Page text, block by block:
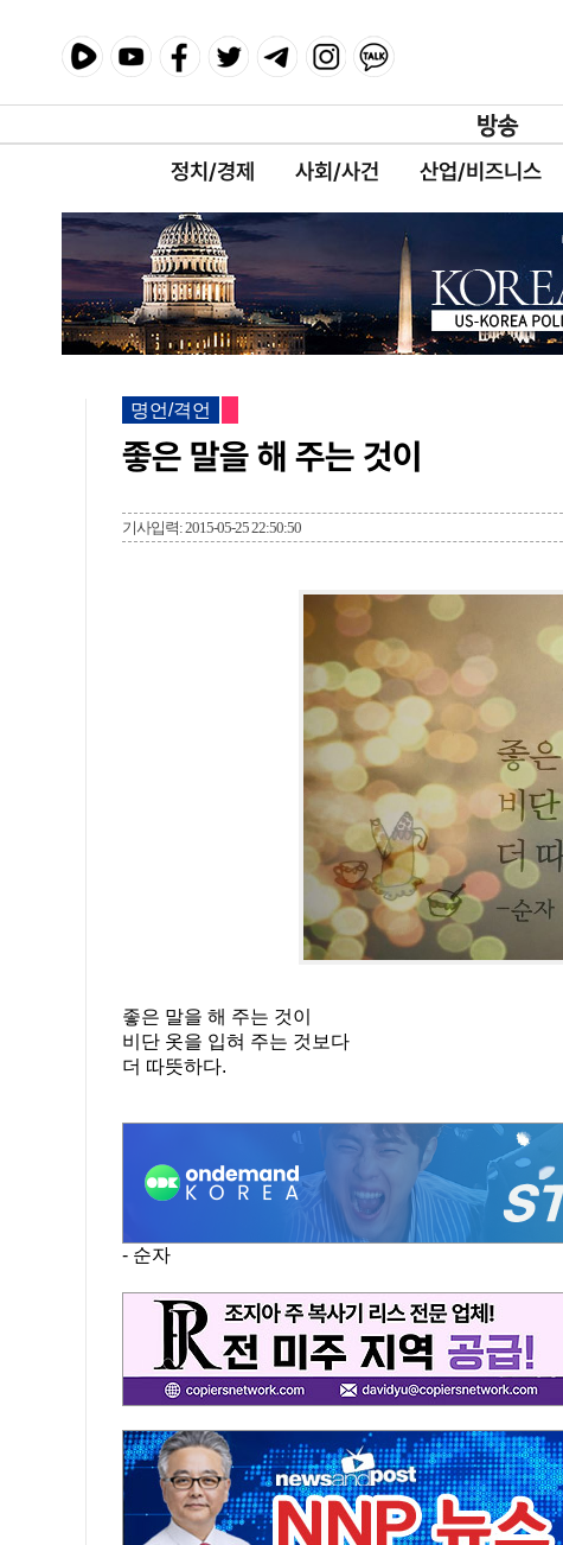
정치/경제 사회/사건 산업/비즈니스
명언/격언
좋은 말을 해 주는 것이
기사입력: 2015-05-25 22:50:50
좋은 말을 해 주는 것이
비단 옷을 입혀 주는 것보다
더 따뜻하다.
- 순자